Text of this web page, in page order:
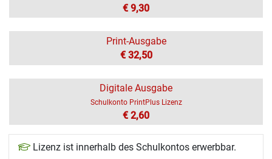
€ 9,30
Print-Ausgabe
€ 32,50
Digitale Ausgabe
Schulkonto PrintPlus Lizenz
€ 2,60
Lizenz ist innerhalb des Schulkontos erwerbbar.